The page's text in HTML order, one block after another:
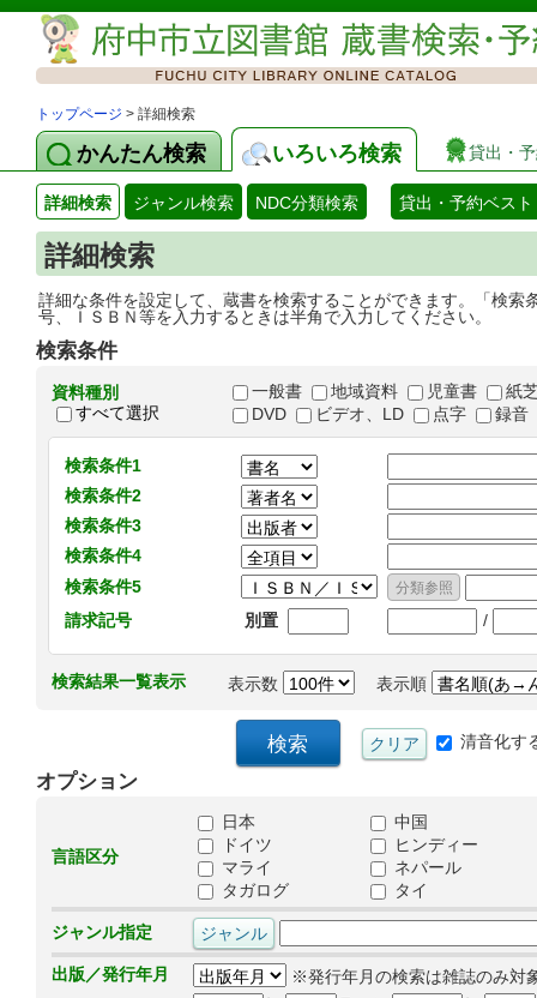
トップページ > 詳細検索
かんたん検索 いろいろ検索 貸出・
詳細検索 ジャンル検索 NDC分類検索 貸出・予約ベスト
詳細検索
詳細な条件を設定して、蔵書を検索することができます。「検
号、ＩＳＢＮ等を入力するときは半角で入力してください。
検索条件
資料種別
すべて選択
一般書 地域資料 児童書
紙
DVD
ビデオ、LD 点字 録音
検索条件1
検索条件2
検索条件3
検索条件4
検索条件5
請求記号
別置 /
検索結果一覧表示 表示数 表示順
清音化す
オプション
言語区分
日本
中国
ドイツ
ヒンディー
マライ
ネパール
タガログ
タイ
ジャンル指定
出版／発行年月
※発行年月の検索は雑誌のみ対